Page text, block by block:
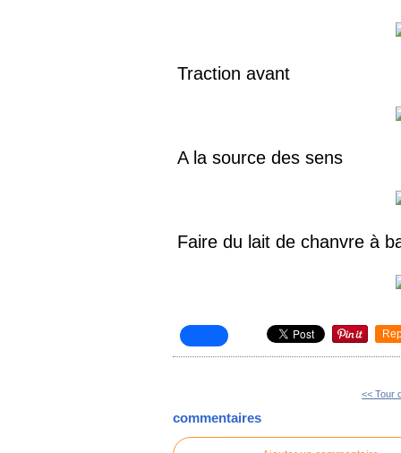
Traction avant
A la source des sens
Faire du lait de chanvre à
<< Tour
commentaires